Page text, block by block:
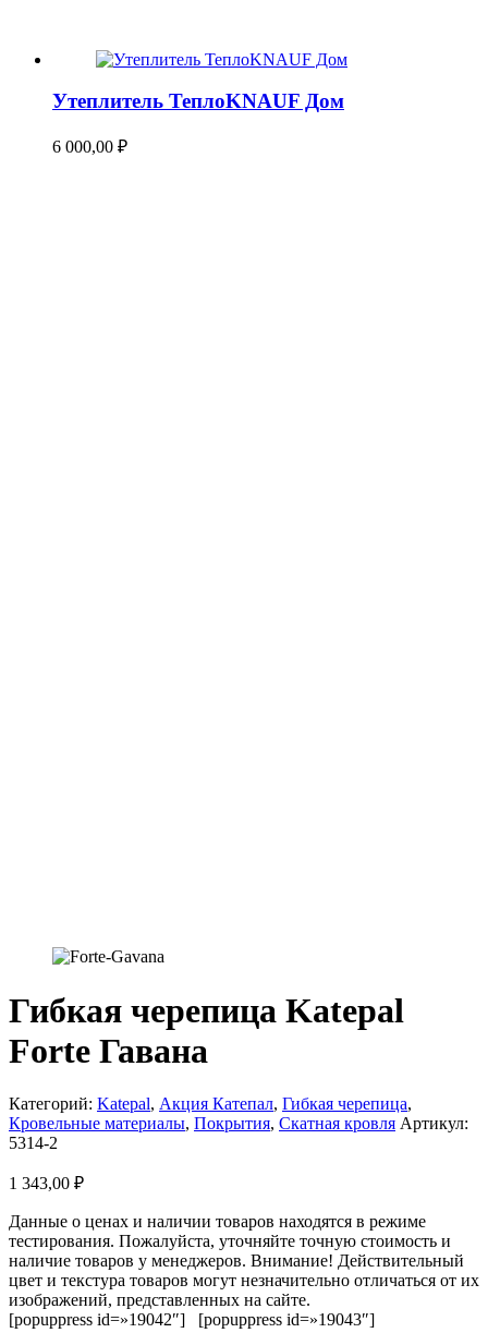
Утеплитель ТеплоKNAUF Дом
6 000,00 ₽
Гибкая черепица Katepal
Forte Гавана
Категорий: Katepal, Акция Катепал, Гибкая черепица,
Кровельные материалы, Покрытия, Скатная кровля Артикул:
5314-2
1 343,00 ₽
Данные о ценах и наличии товаров находятся в режиме
тестирования. Пожалуйста, уточняйте точную стоимость и
наличие товаров у менеджеров. Внимание! Действительный
цвет и текстура товаров могут незначительно отличаться от их
изображений, представленных на сайте.
[popuppress id=»19042″] [popuppress id=»19043″]